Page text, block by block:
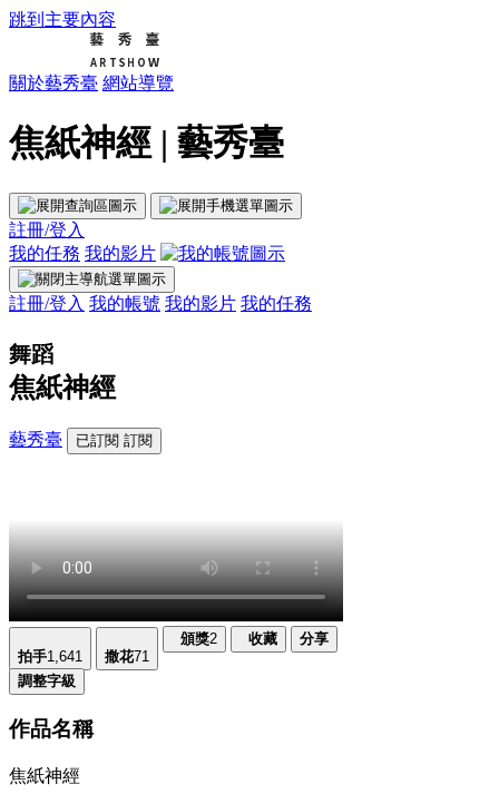
跳到主要內容
關於藝秀臺 網站導覽
焦紙神經 | 藝秀臺
註冊/登入
我的任務 我的影片
註冊/登入 我的帳號 我的影片 我的任務
舞蹈
焦紙神經
藝秀臺 已訂閱 訂閱
拍手1,641 撒花71
頒獎2 收藏 分享
調整字級
作品名稱
焦紙神經